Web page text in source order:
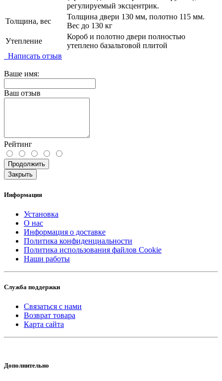
регулируемый эксцентрик.
Толщина, вес
Толщина двери 130 мм, полотно 115 мм.
Вес до 130 кг
Утепление
Короб и полотно двери полностью
утеплено базальтовой плитой
Написать отзыв
Ваше имя:
Ваш отзыв
Рейтинг
Продолжить
Закрыть
Информация
Установка
О нас
Информация о доставке
Политика конфиденциальности
Политика использования файлов Cookie
Наши работы
Служба поддержки
Связаться с нами
Возврат товара
Карта сайта
Дополнительно